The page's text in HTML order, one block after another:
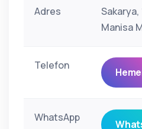
Adres
Sakarya,
Manisa
Telefon
WhatsApp